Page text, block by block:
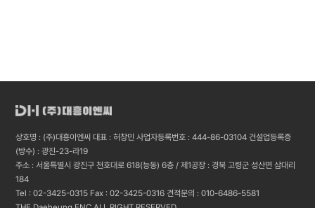
상호명 : (주)대흥이엔씨 대표 : 허창민 사업자등록번호 : 444-86-03104 건설업등록증
(방수) : 광진-23-라19
주소 : 서울특별시 광진구 천호대로 618(능동) 6층 / 제1공장 : 경북 고령군 성산면 삼대리
184
Tel : 02-3425-0315 Fax : 02-3425-0316 견적문의 : 010-6486-5581